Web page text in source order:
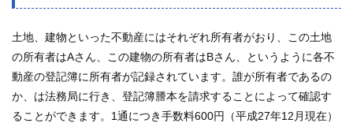
土地、建物といった不動産にはそれぞれ所有者がおり、この土地
の所有者はAさん、この建物の所有者はBさん、というように各不
動産の登記簿に所有者が記録されています。誰が所有者であるの
か、は法務局に行き、登記簿謄本を請求することによって確認す
ることができます。1通につき手数料600円（平成27年12月現在）